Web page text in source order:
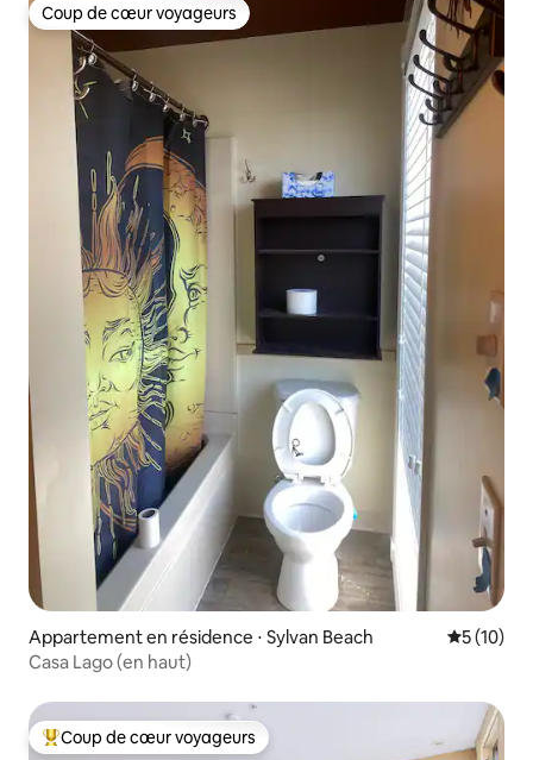
Coup de cœur voyageurs
Coup de cœur voyageurs
Appartement en résidence ⋅ Sylvan Beach
5 (10)
Casa Lago (en haut)
Coups de cœur voyageurs les plus appréciés
Coup de cœur voyageurs